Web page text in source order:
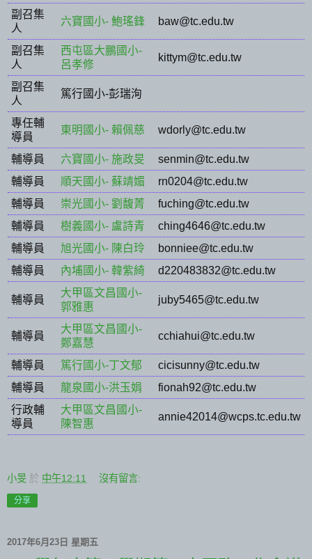
副召集
人
六寶國小- 鮑瑤鋒 baw@tc.edu.tw
副召集
人
西屯區大鵬國小-
呂孝修
kittym@tc.edu.tw
副召集
人
篤行國小-彭瑞洵
專任輔
導員
東明國小- 賴佩慈 wdorly@tc.edu.tw
輔導員 六寶國小- 施政旻
senmin@tc.edu.tw
輔導員
順天國小- 蘇靖媚
rn0204@tc.edu.tw
輔導員
崇光國小- 劉馥菁
fuching@tc.edu.tw
輔導員
樹義國小- 盧詩青
ching4646@tc.edu.tw
輔導員
旭光國小- 陳白玲
bonniee@tc.edu.tw
輔導員
內埔國小- 韓紫綺 d220483832@tc.edu.tw
輔導員
大甲區文昌國小-
郭雅惠
juby5465@tc.edu.tw
輔導員
大甲區文昌國小-
鄭嘉慧
cchiahui@tc.edu.tw
輔導員 篤行國小-丁文郁
cicisunny@tc.edu.tw
輔導員
龍泉國小-洪玉娟
fionah92@tc.edu.tw
行政輔
導員
大甲區文昌國小-
陳智惠
annie42014@wcps.tc.edu.tw
小旻 於 中午12:11 沒有留言:
分享
2017年6月23日 星期五